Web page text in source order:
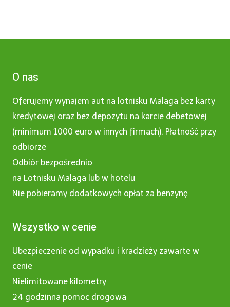
O nas
Oferujemy wynajem aut na lotnisku Malaga bez karty
kredytowej oraz bez depozytu na karcie debetowej
(minimum 1000 euro w innych firmach). Płatność przy
odbiorze
Odbiór bezpośrednio
na Lotnisku Malaga lub w hotelu
Nie pobieramy dodatkowych opłat za benzynę
Wszystko w cenie
Ubezpieczenie od wypadku i kradzieży zawarte w
cenie
Nielimitowane kilometry
24 godzinna pomoc drogowa